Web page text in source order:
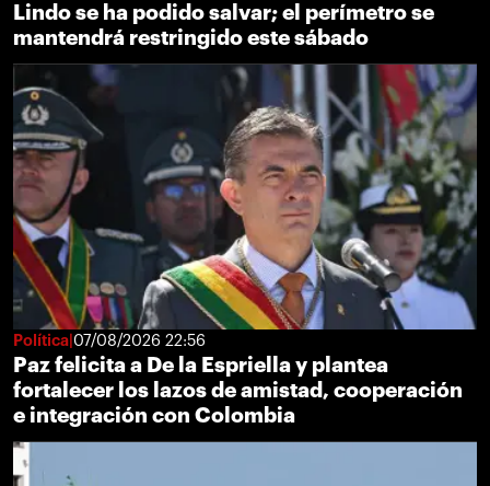
Lindo se ha podido salvar; el perímetro se
mantendrá restringido este sábado
Política 07/08/2026 22:56
Paz felicita a De la Espriella y plantea
fortalecer los lazos de amistad, cooperación
e integración con Colombia